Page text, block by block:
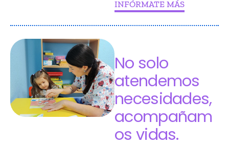
INFÓRMATE MÁS
No solo
atendemos
necesidades,
acompañam
os vidas.